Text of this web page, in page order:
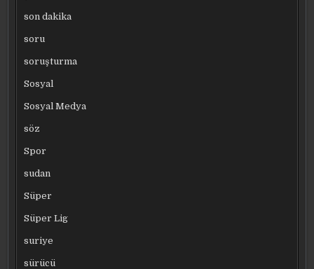
son dakika
soru
soruşturma
Sosyal
Sosyal Medya
söz
Spor
sudan
Süper
Süper Lig
suriye
sürücü